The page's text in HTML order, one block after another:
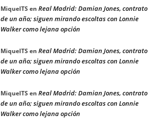
MiquelTS en Real Madrid: Damian Jones, contrato
de un año; siguen mirando escoltas con Lonnie
Walker como lejana opción
MiquelTS en Real Madrid: Damian Jones, contrato
de un año; siguen mirando escoltas con Lonnie
Walker como lejana opción
MiquelTS en Real Madrid: Damian Jones, contrato
de un año; siguen mirando escoltas con Lonnie
Walker como lejana opción